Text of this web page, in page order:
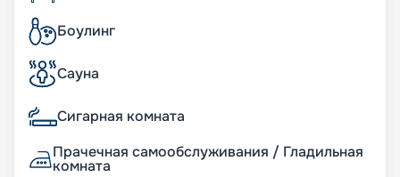
Боулинг
Сауна
Сигарная комната
Прачечная самообслуживания / Гладильная
комната